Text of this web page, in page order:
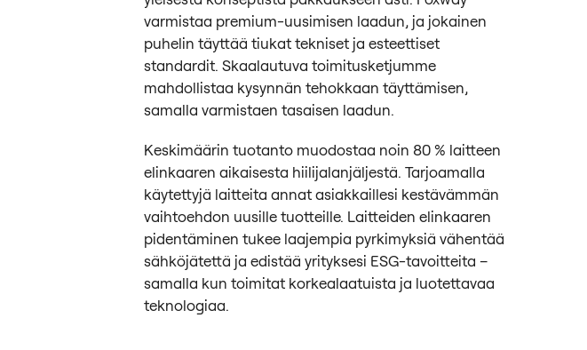
varmistaa premium-uusimisen laadun, ja jokainen
puhelin täyttää tiukat tekniset ja esteettiset
standardit. Skaalautuva toimitusketjumme
mahdollistaa kysynnän tehokkaan täyttämisen,
samalla varmistaen tasaisen laadun.
Keskimäärin tuotanto muodostaa noin 80 % laitteen
elinkaaren aikaisesta hiilijalanjäljestä. Tarjoamalla
käytettyjä laitteita annat asiakkaillesi kestävämmän
vaihtoehdon uusille tuotteille. Laitteiden elinkaaren
pidentäminen tukee laajempia pyrkimyksiä vähentää
sähköjätettä ja edistää yrityksesi ESG-tavoitteita –
samalla kun toimitat korkealaatuista ja luotettavaa
teknologiaa.